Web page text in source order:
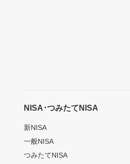
NISA･つみたてNISA
新NISA
一般NISA
つみたてNISA